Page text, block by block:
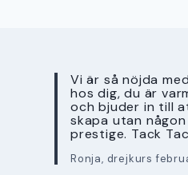
Vi är så nöjda
hos dig, du är
och bjuder in till
skapa utan
prestige. Tack
Ronja, drejkurs